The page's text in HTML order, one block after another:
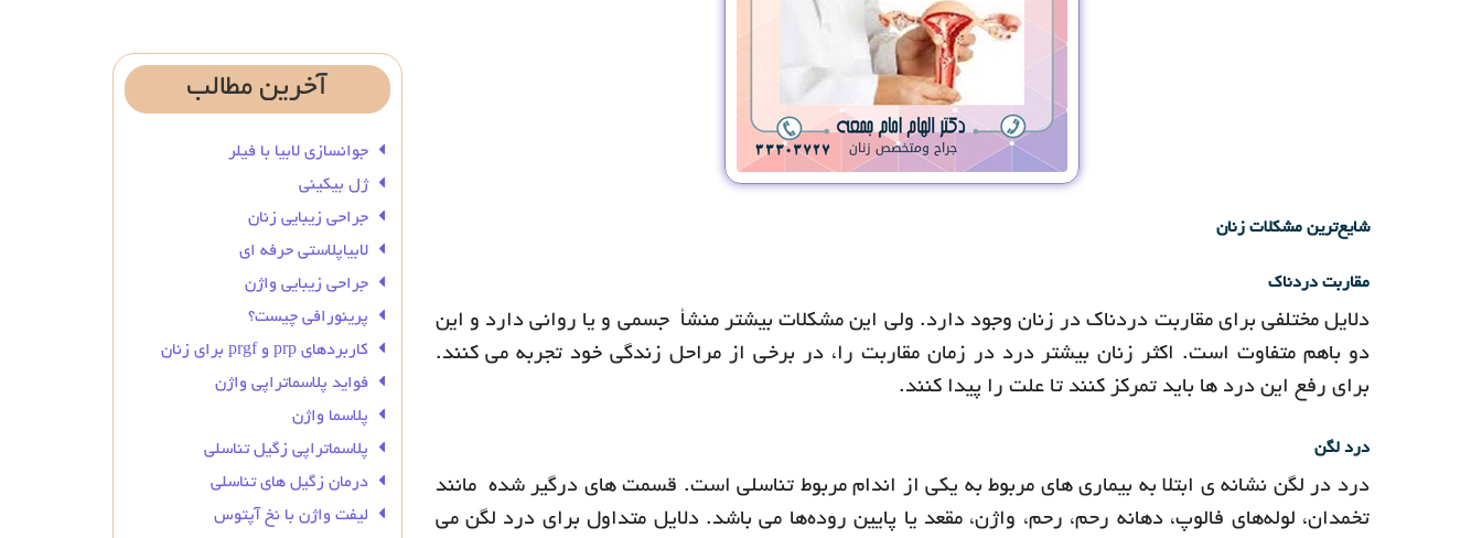
شایع‌ترین مشکلات زنان
مقاربت دردناک
دلایل مختلفی برای مقاربت دردناک در زنان وجود دارد. ولی این مشکلات بیشتر منشأ جسمی و یا روانی دارد و این
دو باهم متفاوت است. اکثر زنان بیشتر درد در زمان مقاربت را، در برخی از مراحل زندگی خود تجربه می کنند.
برای رفع این درد ها باید تمرکز کنند تا علت را پیدا کنند.
درد لگن
درد در لگن نشانه ی ابتلا به بیماری های مربوط به یکی از اندام مربوط تناسلی است. قسمت های درگیر شده مانند
تخمدان، لوله‌های فالوپ، دهانه رحم، رحم، واژن، مقعد یا پایین روده‌ها می باشد. دلایل متداول برای درد لگن می
آخرین مطالب
جوانسازی لابیا با فیلر
ژل بیکینی
جراحی زیبایی زنان
لابیاپلاستی حرفه ای
جراحی زیبایی واژن
پرینورافی چیست؟
کاربردهای prp و prgf برای زنان
فواید پلاسماتراپی واژن
پلاسما واژن
پلاسماتراپی زگیل تناسلی
درمان زگیل‌ های تناسلی
لیفت واژن با نخ آپتوس